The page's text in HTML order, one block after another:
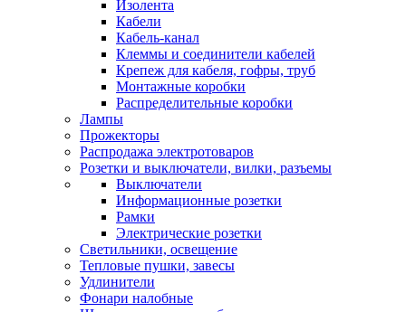
Изолента
Кабели
Кабель-канал
Клеммы и соединители кабелей
Крепеж для кабеля, гофры, труб
Монтажные коробки
Распределительные коробки
Лампы
Прожекторы
Распродажа электротоваров
Розетки и выключатели, вилки, разъемы
Выключатели
Информационные розетки
Рамки
Электрические розетки
Светильники, освещение
Тепловые пушки, завесы
Удлинители
Фонари налобные